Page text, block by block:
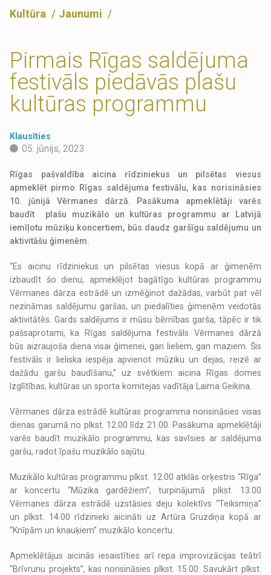
Kultūra Jaunumi
Pirmais Rīgas saldējuma
festivāls piedāvās plašu
kultūras programmu
Klausīties
05. jūnijs, 2023
Rīgas pašvaldība aicina rīdziniekus un pilsētas viesus
apmeklēt pirmo Rīgas saldējuma festivālu, kas norisināsies
10. jūnijā Vērmanes dārzā. Pasākuma apmeklētāji varēs
baudīt plašu muzikālo un kultūras programmu ar Latvijā
iemīļotu mūziķu koncertiem, būs daudz garšīgu saldējumu un
aktivitāšu ģimenēm.
“Es aicinu rīdziniekus un pilsētas viesus kopā ar ģimenēm
izbaudīt šo dienu, apmeklējot bagātīgo kultūras programmu
Vērmanes dārza estrādē un izmēģinot dažādas, varbūt pat vēl
nezināmas saldējumu garšas, un piedalīties ģimenēm veidotās
aktivitātēs. Gards saldējums ir mūsu bērnības garša, tāpēc ir tik
pašsaprotami, ka Rīgas saldējuma festivāls Vērmanes dārzā
būs aizraujoša diena visai ģimenei, gan lieliem, gan maziem. Šis
festivāls ir lieliska iespēja apvienot mūziku un dejas, reizē ar
dažādu garšu baudīšanu,” uz svētkiem aicina Rīgas domes
Izglītības, kultūras un sporta komitejas vadītāja Laima Geikina.
Vērmanes dārza estrādē kultūras programma norisināsies visas
dienas garumā no plkst. 12.00 līdz 21.00. Pasākuma apmeklētāji
varēs baudīt muzikālo programmu, kas savīsies ar saldējuma
garšu, radot īpašu muzikālo sajūtu.
Muzikālo kultūras programmu plkst. 12.00 atklās orķestris “Rīga”
ar koncertu “Mūzika gardēžiem”, turpinājumā plkst. 13.00
Vērmanes dārza estrādē uzstāsies deju kolektīvs “Teiksmiņa”
un plkst. 14.00 rīdzinieki aicināti uz Artūra Gruzdiņa kopā ar
“Knīpām un knauķiem” muzikālo koncertu.
Apmeklētājus aicinās iesaistīties arī repa improvizācijas teātrī
“Brīvrunu projekts”, kas norisināsies plkst. 15.00. Savukārt plkst.